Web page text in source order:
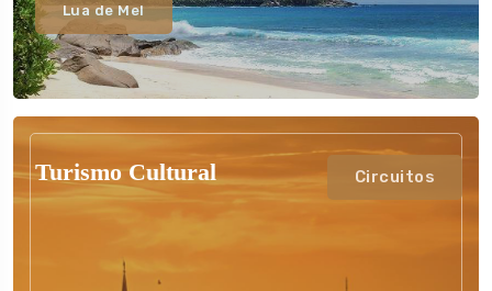
Lua de Mel
Turismo Cultural Circuitos